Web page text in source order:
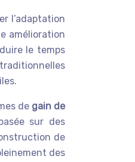
l’adaptation
amélioration
le temps
de gain de
sur des
de
des